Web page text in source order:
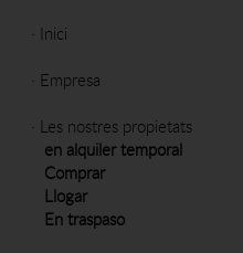
· Inici
· Empresa
· Les nostres propietats
en alquiler temporal
Comprar
Llogar
En traspaso